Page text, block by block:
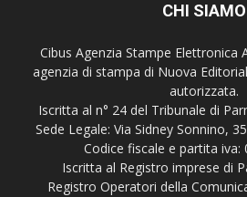
CHI SIAMO
Cibus Agenzia Stampe Elettronica
agenzia di stampa di Nuova
autorizzata.
Iscritta al n° 24 del Tribunale di
Sede Legale: Via Sidney Sonnino,
Codice fiscale e partita iva:
Iscritta al Registro imprese di
Registro Operatori della